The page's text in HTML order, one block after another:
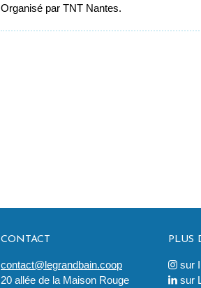
Organisé par TNT Nantes.
CONTACT
contact@legrandbain.coop
20 allée de la Maison Rouge
PLUS
 sur
 sur